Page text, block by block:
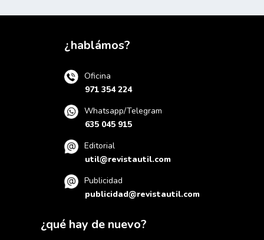
¿hablámos?
Oficina
971 354 224
Whatsapp/Telegram
635 045 915
Editorial
util@revistautil.com
Publicidad
publicidad@revistautil.com
¿qué hay de nuevo?